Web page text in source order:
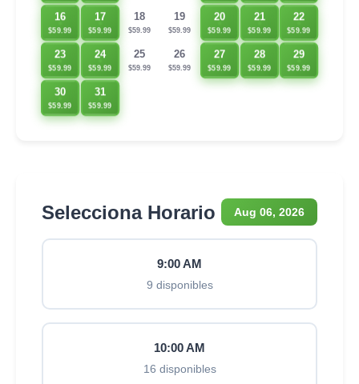
16
$59.99
17
$59.99
18
$59.99
19
$59.99
20
$59.99
21
$59.99
22
$59.99
23
$59.99
24
$59.99
25
$59.99
26
$59.99
27
$59.99
28
$59.99
29
$59.99
30
$59.99
31
$59.99
Selecciona Horario Aug 06, 2026
9:00 AM
9 disponibles
10:00 AM
16 disponibles